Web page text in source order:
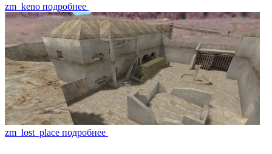
zm_keno подробнее
zm_lost_place подробнее